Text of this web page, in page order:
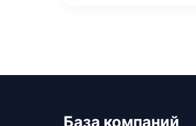
База компаний